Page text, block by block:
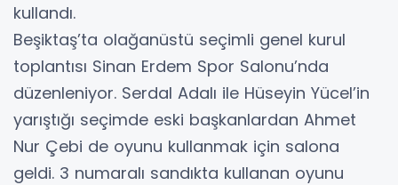
kullandı.
Beşiktaş’ta olağanüstü seçimli genel kurul
toplantısı Sinan Erdem Spor Salonu’nda
düzenleniyor. Serdal Adalı ile Hüseyin Yücel’in
yarıştığı seçimde eski başkanlardan Ahmet
Nur Çebi de oyunu kullanmak için salona
geldi. 3 numaralı sandıkta kullanan oyunu